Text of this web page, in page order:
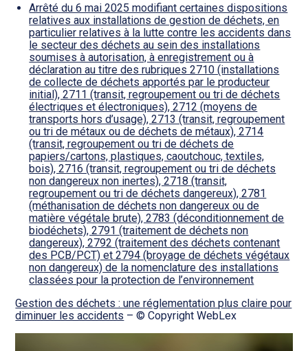
Arrêté du 6 mai 2025 modifiant certaines dispositions
relatives aux installations de gestion de déchets, en
particulier relatives à la lutte contre les accidents dans
le secteur des déchets au sein des installations
soumises à autorisation, à enregistrement ou à
déclaration au titre des rubriques 2710 (installations
de collecte de déchets apportés par le producteur
initial), 2711 (transit, regroupement ou tri de déchets
électriques et électroniques), 2712 (moyens de
transports hors d’usage), 2713 (transit, regroupement
ou tri de métaux ou de déchets de métaux), 2714
(transit, regroupement ou tri de déchets de
papiers/cartons, plastiques, caoutchouc, textiles,
bois), 2716 (transit, regroupement ou tri de déchets
non dangereux non inertes), 2718 (transit,
regroupement ou tri de déchets dangereux), 2781
(méthanisation de déchets non dangereux ou de
matière végétale brute), 2783 (déconditionnement de
biodéchets), 2791 (traitement de déchets non
dangereux), 2792 (traitement des déchets contenant
des PCB/PCT) et 2794 (broyage de déchets végétaux
non dangereux) de la nomenclature des installations
classées pour la protection de l’environnement
Gestion des déchets : une réglementation plus claire pour
diminuer les accidents – © Copyright WebLex